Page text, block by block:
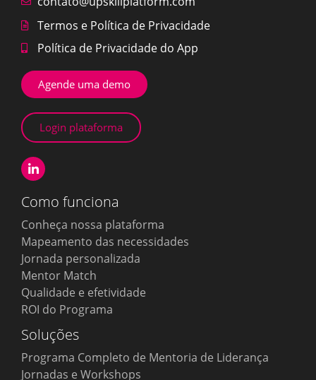
Termos e Política de Privacidade
Política de Privacidade do App
Agende uma demo
Login plataforma
Como funciona
Conheça nossa plataforma
Mapeamento das necessidades
Jornada personalizada
Mentor Match
Qualidade e efetividade
ROI do Programa
Soluções
Programa Completo de Mentoria de Liderança
Jornadas e Workshops